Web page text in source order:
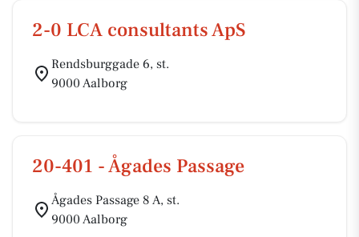
2-0 LCA consultants ApS
Rendsburggade 6, st.
9000 Aalborg
20-401 - Ågades Passage
Ågades Passage 8 A, st.
9000 Aalborg